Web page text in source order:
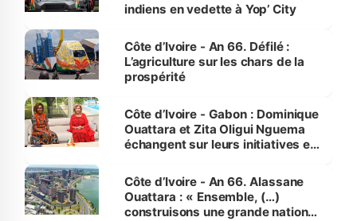
indiens en vedette à Yop’ City
Côte d’Ivoire - An 66. Défilé :
L’agriculture sur les chars de la
prospérité
Côte d’Ivoire - Gabon : Dominique
Ouattara et Zita Oligui Nguema
échangent sur leurs initiatives en
enfants
Côte d’Ivoire - An 66. Alassane
Ouattara : « Ensemble, (…)
construisons une grande nation